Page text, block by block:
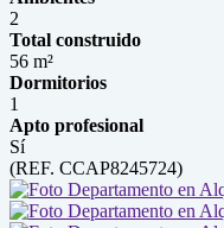
2
Total construido
56 m²
Dormitorios
1
Apto profesional
Sí
(REF. CCAP8245724)